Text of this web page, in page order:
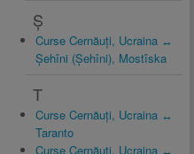
Ș
Curse Cernăuți, Ucraina ↔
Șehîni (Șehîni), Mostîska
T
Curse Cernăuți, Ucraina ↔
Taranto
Curse Cernăuți, Ucraina ↔